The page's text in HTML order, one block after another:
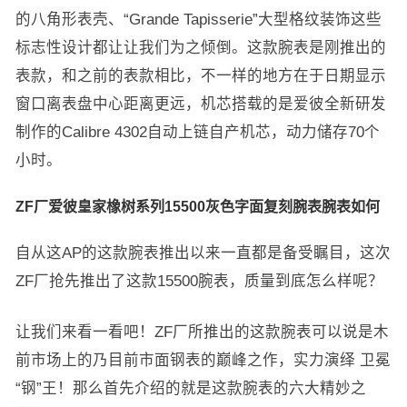
的八角形表壳、“Grande Tapisserie”大型格纹装饰这些
标志性设计都让让我们为之倾倒。这款腕表是刚推出的
表款，和之前的表款相比，不一样的地方在于日期显示
窗口离表盘中心距离更远，机芯搭载的是爱彼全新研发
制作的Calibre 4302自动上链自产机芯，动力储存70个
小时。
ZF厂爱彼皇家橡树系列15500灰色字面复刻腕表腕表如何
自从这AP的这款腕表推出以来一直都是备受瞩目，这次
ZF厂抢先推出了这款15500腕表，质量到底怎么样呢？
让我们来看一看吧！ZF厂所推出的这款腕表可以说是木
前市场上的乃目前市面钢表的巅峰之作，实力演绎 卫冕
“钢”王！那么首先介绍的就是这款腕表的六大精妙之